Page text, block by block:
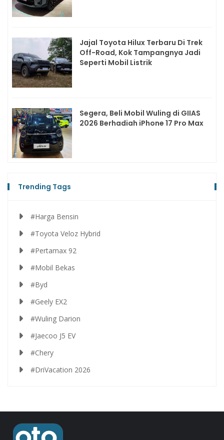
Jajal Toyota Hilux Terbaru Di Trek
Off-Road, Kok Tampangnya Jadi
Seperti Mobil Listrik
Segera, Beli Mobil Wuling di GIIAS
2026 Berhadiah iPhone 17 Pro Max
Trending Tags
#Harga Bensin
#Toyota Veloz Hybrid
#Pertamax 92
#Mobil Bekas
#Byd
#Geely EX2
#Wuling Darion
#Jaecoo J5 EV
#Chery
#DriVacation 2026